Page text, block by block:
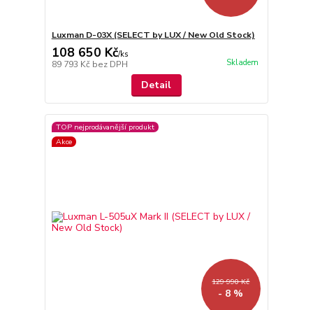
Luxman D-03X (SELECT by LUX / New Old Stock)
108 650 Kč/ks
89 793 Kč bez DPH Skladem
Detail
TOP nejprodávanější produkt
Akce
129 990 Kč
- 8 %